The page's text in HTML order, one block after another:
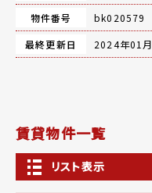
物件番号
bk020579
最終更新日
2024年01
賃貸物件一覧
リスト表示